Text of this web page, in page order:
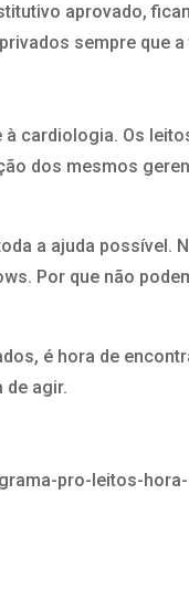
aprovado,
sempre que a
cardiologia. Os
dos mesmos
a ajuda possível.
Por que não
é hora de
de agir.
pro-leitos-